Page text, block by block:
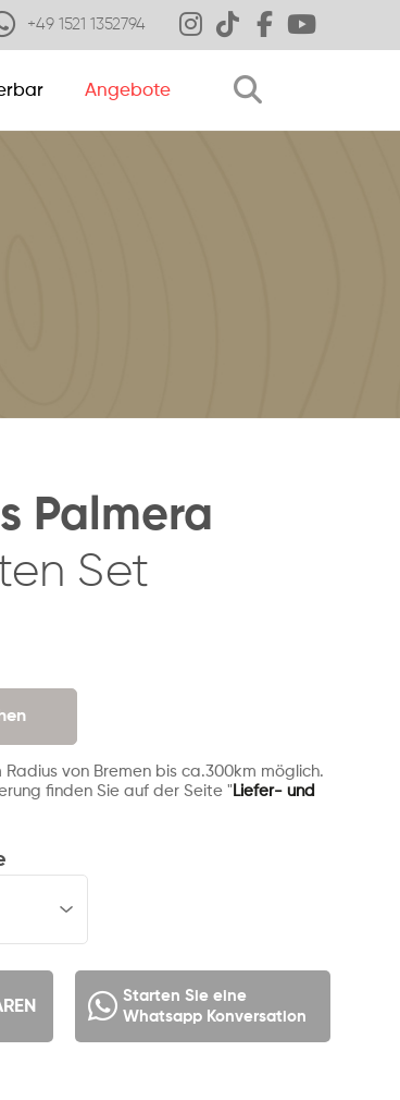
+49 1521 1352794
Angebote
Palmera
Set
Radius von Bremen bis ca.300km möglich.
finden Sie auf der Seite " Liefer- und
Starten Sie eine
Whatsapp Konversation